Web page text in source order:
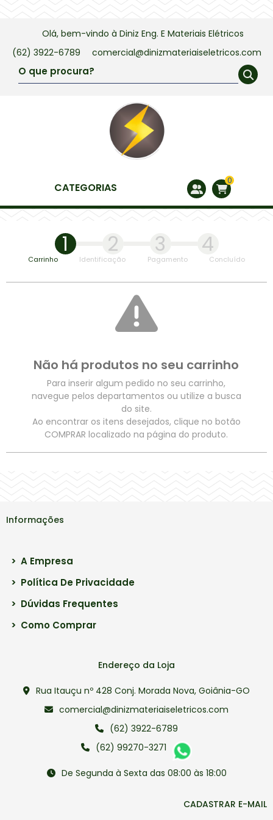
Olá, bem-vindo à Diniz Eng. E Materiais Elétricos
(62) 3922-6789
comercial@dinizmateriaiseletricos.com
CATEGORIAS 0
1 2 3 4
Carrinho Identificação Pagamento Concluído
Não há produtos no seu carrinho
Para inserir algum pedido no seu carrinho,
navegue pelos departamentos ou utilize a busca
do site.
Ao encontrar os itens desejados, clique no botão
COMPRAR localizado na página do produto.
Informações
> A Empresa
> Política De Privacidade
> Dúvidas Frequentes
> Como Comprar
Endereço da Loja
Rua Itauçu nº 428 Conj. Morada Nova, Goiânia-GO
comercial@dinizmateriaiseletricos.com
(62) 3922-6789
(62) 99270-3271
De Segunda à Sexta das 08:00 às 18:00
CADASTRAR E-MAIL